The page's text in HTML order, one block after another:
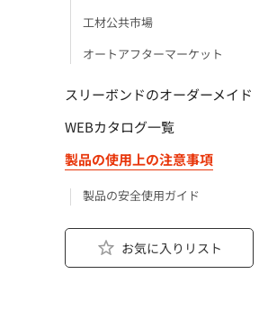
工材公共市場
オートアフターマーケット
スリーボンドのオーダーメイド
WEBカタログ一覧
製品の使用上の注意事項
製品の安全使用ガイド
お気に入りリスト